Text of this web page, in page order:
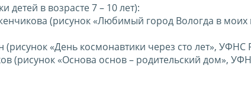
детей в возрасте 7 – 10 лет):
(рисунок «Любимый город Вологда в
(рисунок «День космонавтики через сто лет»,
(рисунок «Основа основ – родительский дом»,